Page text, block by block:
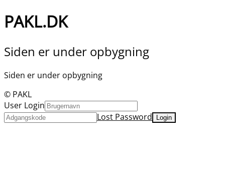
PAKL.DK
Siden er under opbygning
Siden er under opbygning
© PAKL
User Login
Lost Password